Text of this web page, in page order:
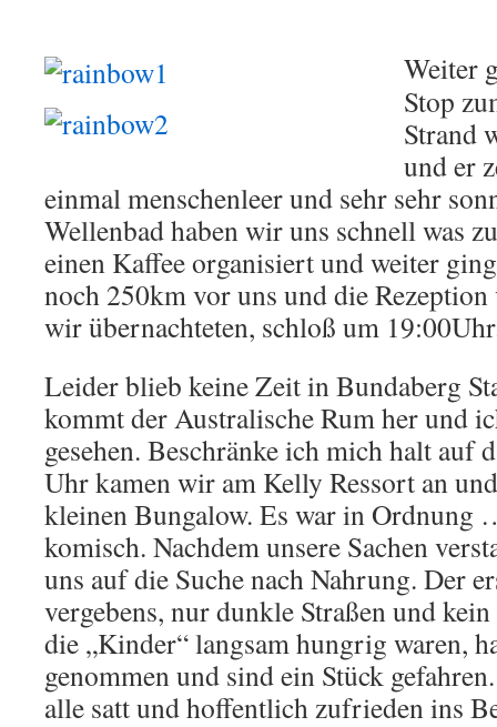
Weiter
Stop
Strand
und er
einmal menschenleer und sehr sehr
Wellenbad haben wir uns schnell was
einen Kaffee organisiert und weiter
noch 250km vor uns und die
wir übernachteten, schloß um
Leider blieb keine Zeit in Bundaberg
kommt der Australische Rum her und
gesehen. Beschränke ich mich halt auf
Uhr kamen wir am Kelly Ressort an
kleinen Bungalow. Es war in Ordnung
komisch. Nachdem unsere Sachen
uns auf die Suche nach Nahrung. Der
vergebens, nur dunkle Straßen und
die „Kinder“ langsam hungrig waren,
genommen und sind ein Stück
alle satt und hoffentlich zufrieden ins